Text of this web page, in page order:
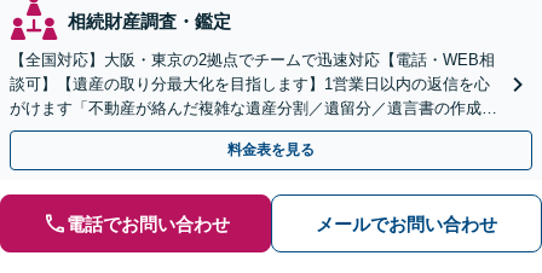
相続財産調査・鑑定
【全国対応】大阪・東京の2拠点でチームで迅速対応【電話・WEB相
談可】【遺産の取り分最大化を目指します】1営業日以内の返信を心
がけます「不動産が絡んだ複雑な遺産分割／遺留分／遺言書の作成・
執行／事業承継など、お任せください」【休日相談あり】
料金表を見る
電話でお問い合わせ メールでお問い合わせ